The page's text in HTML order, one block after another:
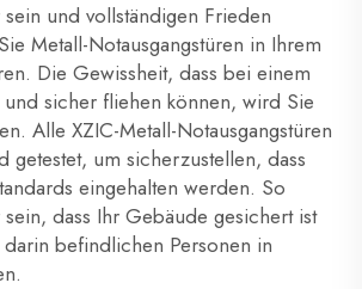
und vollständigen Frieden
Metall-Notausgangstüren in Ihrem
Die Gewissheit, dass bei einem
sicher fliehen können, wird Sie
Alle XZIC-Metall-Notausgangstüren
getestet, um sicherzustellen, dass
eingehalten werden. So
dass Ihr Gebäude gesichert ist
befindlichen Personen in